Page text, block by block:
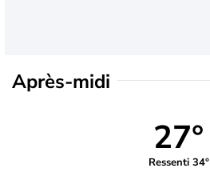
Après-midi
27°
Ressenti 34°